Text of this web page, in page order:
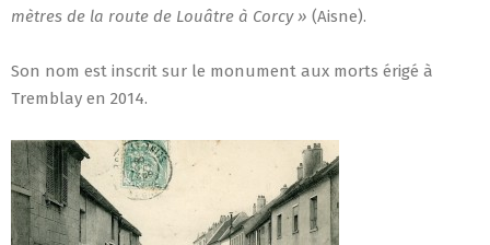
mètres de la route de Louâtre à Corcy » (Aisne).
Son nom est inscrit sur le monument aux morts érigé à
Tremblay en 2014.